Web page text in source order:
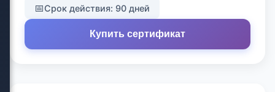
📅Срок действия: 90 дней
Купить сертификат